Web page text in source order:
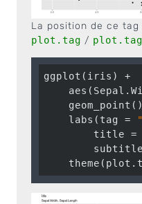
La position de ce
plot.tag /
ggplot(iris) +
    labs(tag =
        title =